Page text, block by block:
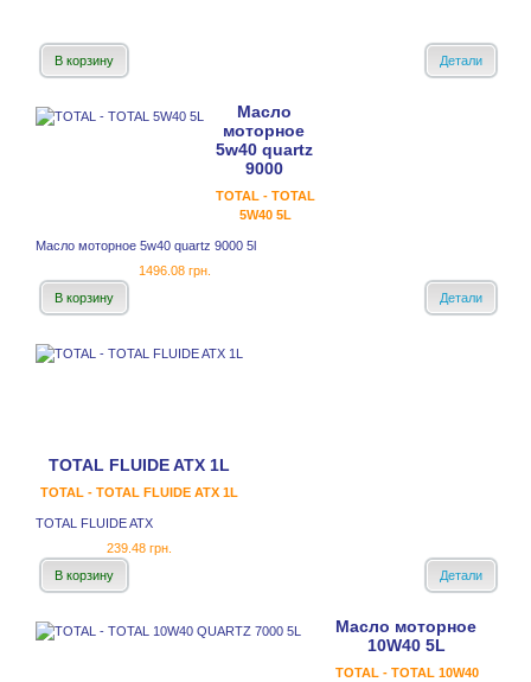
В корзину Детали
Масло
моторное
5w40 quartz
9000
TOTAL - TOTAL
5W40 5L
Масло моторное 5w40 quartz 9000 5l
1496.08 грн.
В корзину
Детали
TOTAL FLUIDE ATX 1L
TOTAL - TOTAL FLUIDE ATX 1L
TOTAL FLUIDE ATX
239.48 грн.
В корзину
Детали
Масло моторное
10W40 5L
TOTAL - TOTAL 10W40